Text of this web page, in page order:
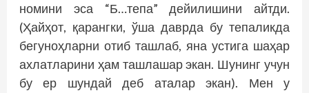
номини эса “Б…тепа” дейилишини айтди.
(Ҳайҳот, қарангки, ўша даврда бу тепаликда
бегуноҳларни отиб ташлаб, яна устига шаҳар
ахлатларини ҳам ташлашар экан. Шунинг учун
бу ер шундай деб аталар экан). Мен у